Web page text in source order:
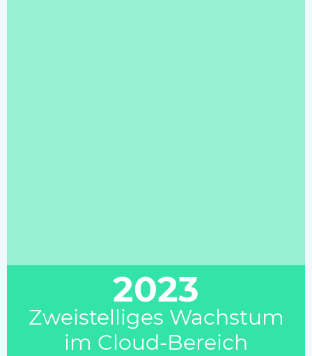
2023
Zweistelliges Wachstum
im Cloud-Bereich